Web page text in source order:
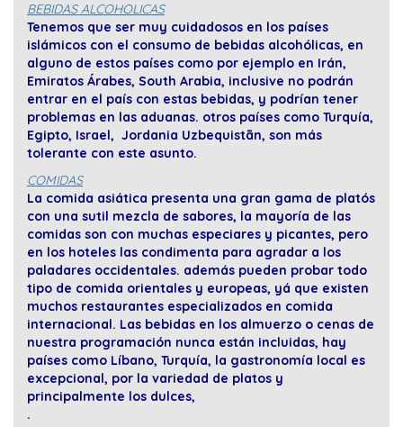
BEBIDAS ALCOHOLICAS
Tenemos que ser muy cuidadosos en los países
islámicos con el consumo de bebidas alcohólicas, en
alguno de estos países como por ejemplo en Irán,
Emiratos Árabes, South Arabia, inclusive no podrán
entrar en el país con estas bebidas, y podrían tener
problemas en las aduanas. otros países como Turquía,
Egipto, Israel, Jordania Uzbequistãn, son más
tolerante con este asunto.
COMIDAS
La comida asiática presenta una gran gama de platós
con una sutil mezcla de sabores, la mayoría de las
comidas son con muchas especiares y picantes, pero
en los hoteles las condimenta para agradar a los
paladares occidentales. además pueden probar todo
tipo de comida orientales y europeas, yá que existen
muchos restaurantes especializados en comida
internacional. Las bebidas en los almuerzo o cenas de
nuestra programación nunca están incluidas, hay
países como Líbano, Turquía, la gastronomía local es
excepcional, por la variedad de platos y
principalmente los dulces,
.